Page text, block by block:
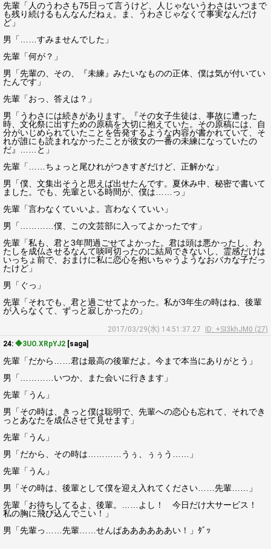
先輩「人のうわさも75日って言うけど、人じゃないうわさはいつまで
も残り続けるもんなんだねぇ。ま、うわさじゃなくて事実なんだけ
ど」
男「……すみませんでした」
先輩「何が？」
男「先輩の、その、『未練』みたいなものの正体、僕は気が付いてい
たんです」
先輩「おっ、答えは？」
男「うわさには続きがあります。『その女子生徒は、事故に遭った
時、文化祭に出すための原稿を大切に抱えていた。その原稿には、自
分がいじめられていたことを告発するような内容が書かれていて、そ
れが誰にも読まれなかったことが彼女の一番の未練になっていたの
だ』……と」
先輩「……ちょっと尾ひれがつきすぎだけど、正解かな」
男「僕、文集出そうと思えば出せたんです。夏休み中、秘密で書いて
ました。でも、先輩といる時間が、僕は……っ」
先輩「言わなくていいよ。言わなくていい」
男「…………僕、この文芸部に入ってよかったです」
先輩「私も、君と3年間過ごせてよかった。君は頭は悪かったし、わ
たしを成仏させるなんて啖呵切ったのに結局できないし、霊感だけは
いっちょ前で、おまけに私に恋心を抱いちゃうようなおバカな子だっ
たけど」
男「ぐっ」
先輩「それでも、君と過ごせてよかった。私が3年生の時はね、後輩
が入らなくて、ずっと寂しかったの」
2017/03/29(水) 14:51:37.27
ID: +SI3khJM0 (27)
24: ◆3UO.XRpYJ2 [saga]
先輩「だから……君は最高の後輩だよ。今まで本当にありがとう」
男「…………いつか、また会いに行きます」
先輩「うん」
男「その時は、きっと僕は聡明で、先輩への恋心も忘れて、それでき
っとあなたを成仏させて見せます」
先輩「うん」
男「だから、その時は…………うぅ、ぅぅう……」
先輩「うん」
男「その時は、後輩として僕を迎え入れてください……先輩……」
先輩「お待ちしてるよ、後輩。……よし！ 今日だけ大サービス！
私の胸に飛び込んでこい！」
男「先輩っ……先輩……せんぱああああああい！」ﾀﾞｯ